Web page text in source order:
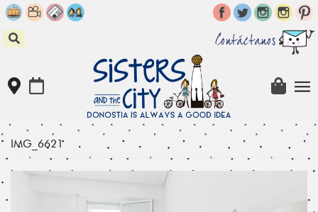
Skip
to
content
Contáctanos
IMG_6621